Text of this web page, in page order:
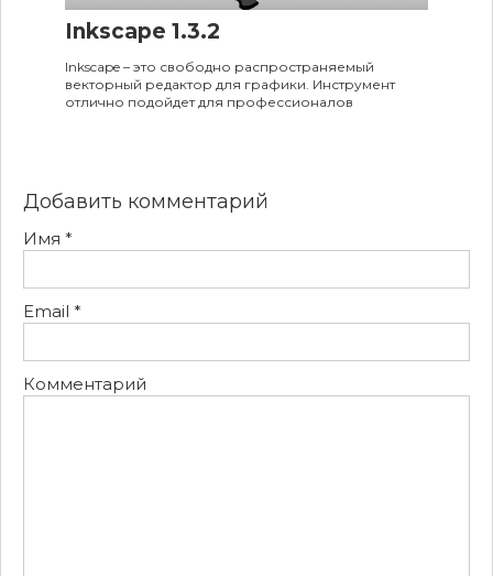
Inkscape 1.3.2
Inkscape – это свободно распространяемый
векторный редактор для графики. Инструмент
отлично подойдет для профессионалов
Добавить комментарий
Имя *
Email *
Комментарий